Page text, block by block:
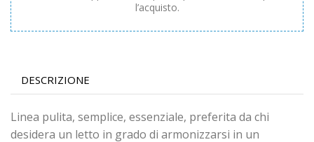
l’acquisto.
DESCRIZIONE
Linea pulita, semplice, essenziale, preferita da chi
desidera un letto in grado di armonizzarsi in un